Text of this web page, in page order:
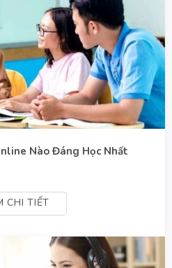
Nào Đáng Học Nhất
CHI TIẾT